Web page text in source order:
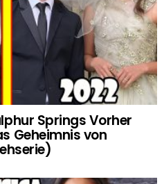
Springs Vorher
Geheimnis von